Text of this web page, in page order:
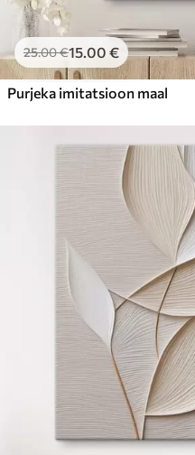
25.00€15.00 €
Purjeka imitatsioon maal